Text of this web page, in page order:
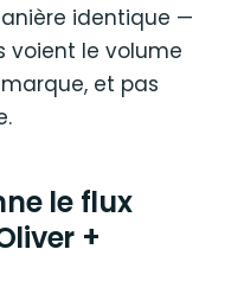
identique —
voient le volume
et pas
le flux
+